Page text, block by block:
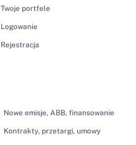
Nowe emisje, ABB, finansowanie
Kontrakty, przetargi, umowy
Twoje portfele
Logowanie
Rejestracja